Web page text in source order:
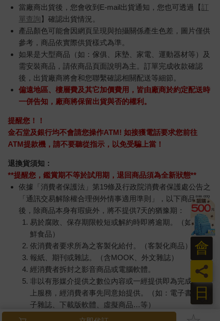
當廠商出貨後，您會收到E-mail出貨通知，您也可透過【訂
單查詢】確認出貨情況。
產品顏色可能會因網頁呈現與拍攝關係產生色差，圖片僅供
參考，商品依實際供貨樣式為準。
如果是大型商品（如：傢俱、床墊、家電、運動器材等）及
需安裝商品，請依商品頁面說明為主。訂單完成收款確認
後，出貨廠商將會和您聯繫確認相關配送等細節。
偏遠地區、樓層費及其它加價費用，皆由廠商於約定配送時
一併告知，廠商將保留出貨與否的權利。
提醒您！！
金石堂及銀行均不會請您操作ATM! 如接獲電話要求您前往
ATM提款機，請不要聽從指示，以免受騙上當！
退換貨須知：
**提醒您，鑑賞期不等於試用期，退回商品須為全新狀態**
依據「消費者保護法」第19條及行政院消費者保護處公告之
「通訊交易解除權合理例外情事適用準則」，以下商品購買
後，除商品本身有瑕疵外，將不提供7天的猶豫期：
易於腐敗、保存期限較短或解約時即將逾期。（如：生
鮮食品）
依消費者要求所為之客製化給付。（客製化商品）
報紙、期刊或雜誌。（含MOOK、外文雜誌）
經消費者拆封之影音商品或電腦軟體。
非以有形媒介提供之數位內容或一經提供即為完成之線
上服務，經消費者事先同意始提供。（如：電子書、電
子雜誌、下載版軟體、虛擬商品…等）
已拆封之個人衛生用品。（如：內衣褲、刮鬍刀、除毛
日
員
會